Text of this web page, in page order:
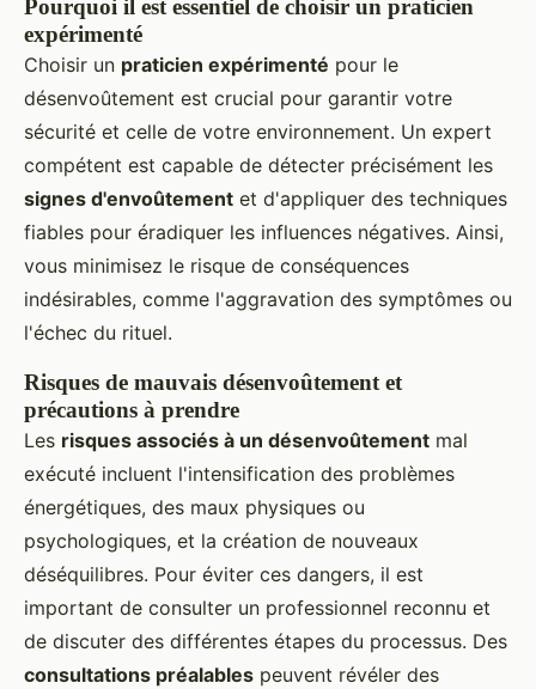
Pourquoi il est essentiel de choisir un praticien
expérimenté
Choisir un praticien expérimenté pour le
désenvoûtement est crucial pour garantir votre
sécurité et celle de votre environnement. Un expert
compétent est capable de détecter précisément les
signes d'envoûtement et d'appliquer des techniques
fiables pour éradiquer les influences négatives. Ainsi,
vous minimisez le risque de conséquences
indésirables, comme l'aggravation des symptômes ou
l'échec du rituel.
Risques de mauvais désenvoûtement et
précautions à prendre
Les risques associés à un désenvoûtement mal
exécuté incluent l'intensification des problèmes
énergétiques, des maux physiques ou
psychologiques, et la création de nouveaux
déséquilibres. Pour éviter ces dangers, il est
important de consulter un professionnel reconnu et
de discuter des différentes étapes du processus. Des
consultations préalables peuvent révéler des